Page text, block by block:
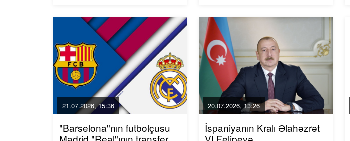
21.07.2026, 15:36
"Barselona"nın futbolçusu
Madrid "Real"ının transfer
20.07.2026, 13:26
İspaniyanın Kralı Əlahəzrət
VI Felipeyə